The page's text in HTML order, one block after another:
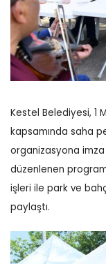
Kestel Belediyesi, 1
kapsamında saha
organizasyona imza
düzenlenen
işleri ile park ve
paylaştı.